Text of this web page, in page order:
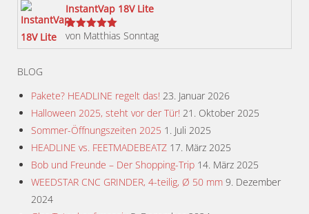
InstantVap 18V Lite
Bewertet
von Matthias Sonntag
BLOG
Pakete? HEADLINE regelt das! 23. Januar 2026
Halloween 2025, steht vor der Tür! 21. Oktober 2025
Sommer-Öffnungszeiten 2025 1. Juli 2025
HEADLINE vs. FEETMADEBEATZ 17. März 2025
Bob und Freunde – Der Shopping-Trip 14. März 2025
WEEDSTAR CNC GRINDER, 4-teilig, Ø 50 mm 9. Dezember
2024